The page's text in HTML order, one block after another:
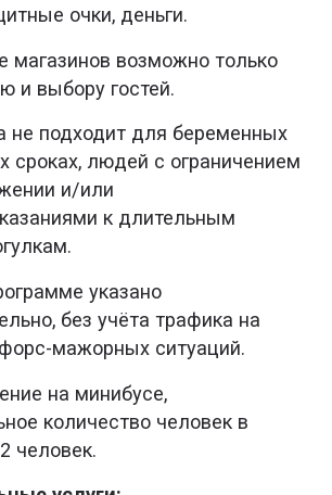
очки, деньги.
магазинов возможно только
и выбору гостей.
не подходит для беременных
сроках, людей с ограничением
и/или
к длительным
указано
без учёта трафика на
мажорных ситуаций.
на минибусе,
количество человек в
человек.